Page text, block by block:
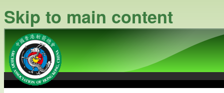
Skip to main content